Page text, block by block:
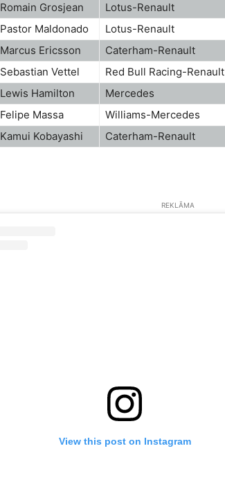
Romain Grosjean Lotus-Renault
Pastor Maldonado Lotus-Renault
Marcus Ericsson Caterham-Renault
Sebastian Vettel Red Bull Racing-Renault
Lewis Hamilton Mercedes
Felipe Massa Williams-Mercedes
Kamui Kobayashi Caterham-Renault
REKLĀMA
View this post on Instagram